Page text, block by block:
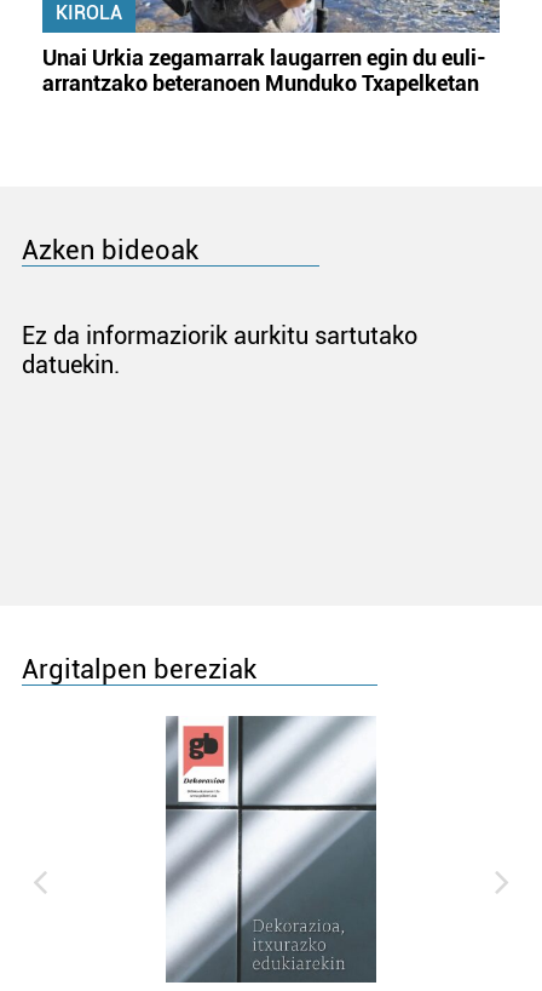
KIROLA
Unai Urkia zegamarrak laugarren egin du euli-
arrantzako beteranoen Munduko Txapelketan
Azken bideoak
Ez da informaziorik aurkitu sartutako
datuekin.
Argitalpen bereziak